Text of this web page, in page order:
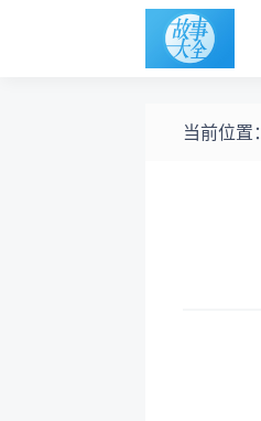
当前位置：